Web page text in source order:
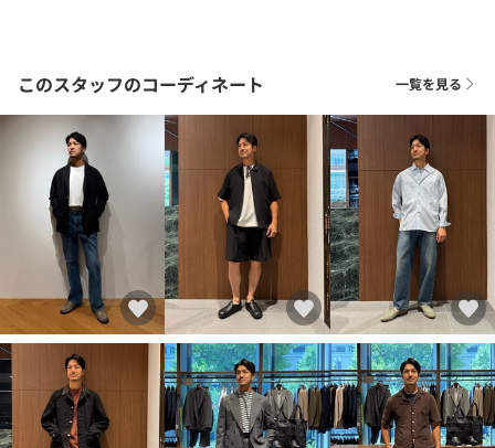
このスタッフのコーディネート 一覧を見る